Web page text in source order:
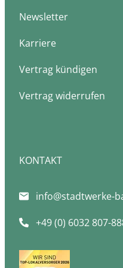
Newsletter
Karriere
Vertrag kündigen
Vertrag widerrufen
KONTAKT
info@stadtwerke-
+49 (0) 6032 807-